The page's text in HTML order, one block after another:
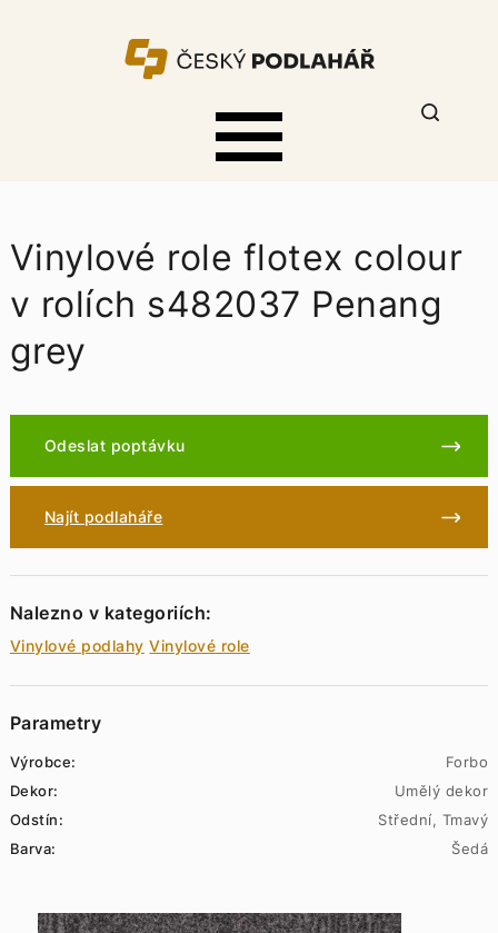
Vinylové role flotex colour
v rolích s482037 Penang
grey
Odeslat poptávku
Najít podlaháře
Nalezno v kategoriích:
Vinylové podlahy Vinylové role
Parametry
Výrobce:
Forbo
Dekor:
Umělý dekor
Odstín:
Střední, Tmavý
Barva:
Šedá